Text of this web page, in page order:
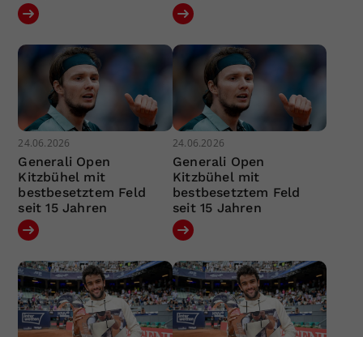
24.06.2026
Generali Open
Kitzbühel mit
bestbesetztem Feld
seit 15 Jahren
24.06.2026
Generali Open
Kitzbühel mit
bestbesetztem Feld
seit 15 Jahren